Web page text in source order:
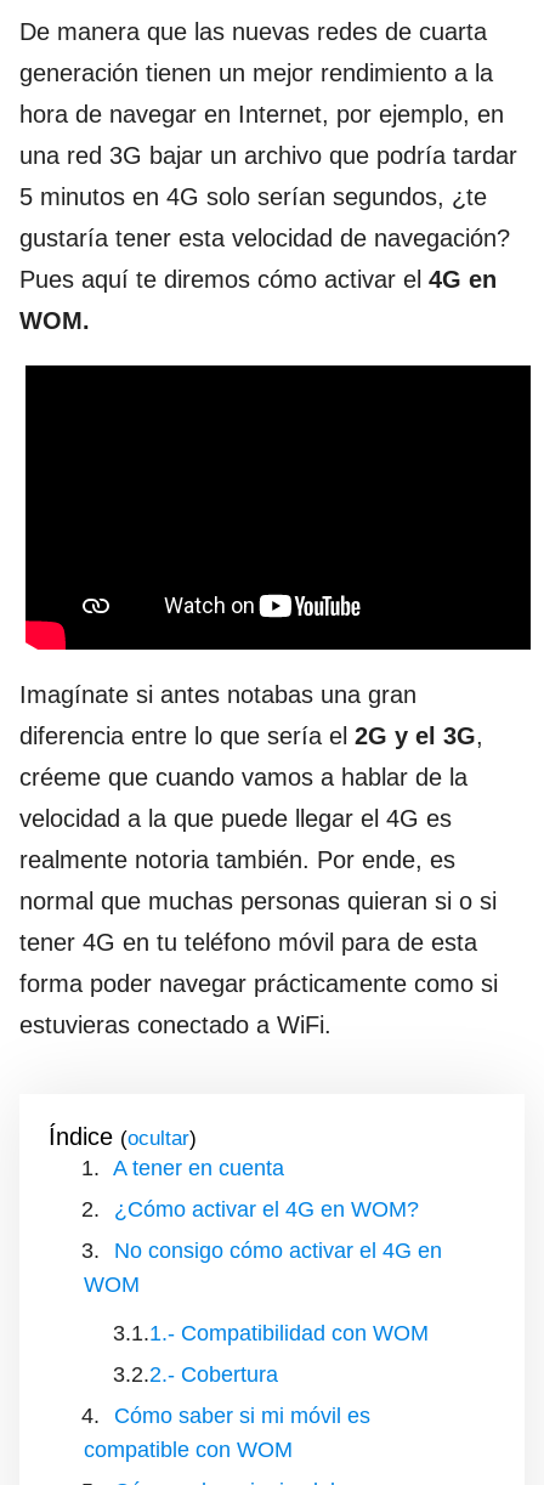
De manera que las nuevas redes de cuarta
generación tienen un mejor rendimiento a la
hora de navegar en Internet, por ejemplo, en
una red 3G bajar un archivo que podría tardar
5 minutos en 4G solo serían segundos, ¿te
gustaría tener esta velocidad de navegación?
Pues aquí te diremos cómo activar el 4G en
WOM.
Imagínate si antes notabas una gran
diferencia entre lo que sería el 2G y el 3G,
créeme que cuando vamos a hablar de la
velocidad a la que puede llegar el 4G es
realmente notoria también. Por ende, es
normal que muchas personas quieran si o si
tener 4G en tu teléfono móvil para de esta
forma poder navegar prácticamente como si
estuvieras conectado a WiFi.
Índice ( )
A tener en cuenta
¿Cómo activar el 4G en WOM?
No consigo cómo activar el 4G en
WOM
1.- Compatibilidad con WOM
2.- Cobertura
Cómo saber si mi móvil es
compatible con WOM